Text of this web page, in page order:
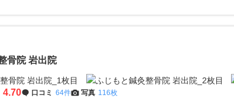
骨院 岩出院
4.70 口コミ 64件 写真 116枚